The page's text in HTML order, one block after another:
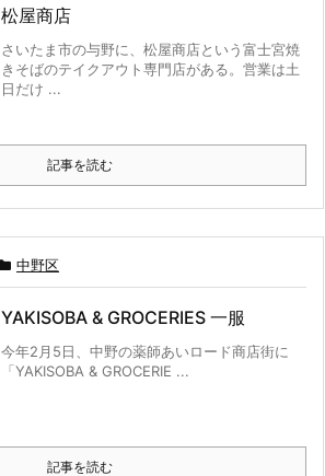
松屋商店
さいたま市の与野に、松屋商店という富士宮焼
きそばのテイクアウト専門店がある。営業は土
日だけ ...
記事を読む
中野区
YAKISOBA & GROCERIES 一服
今年2月5日、中野の薬師あいロード商店街に
「YAKISOBA & GROCERIE ...
記事を読む